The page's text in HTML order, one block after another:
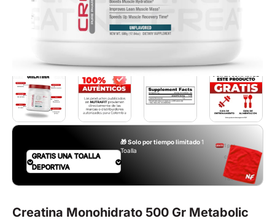
🎁 Solo por tiempo limitado1
Toalla
1 por
compra.
Aplican
T&C
GRATIS UNA TOALLA
DEPORTIVA
Creatina Monohidrato 500 Gr Metabolic